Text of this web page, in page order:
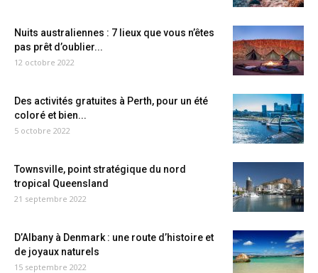
Nuits australiennes : 7 lieux que vous n’êtes
pas prêt d’oublier...
12 octobre 2022
Des activités gratuites à Perth, pour un été
coloré et bien...
5 octobre 2022
Townsville, point stratégique du nord
tropical Queensland
21 septembre 2022
D’Albany à Denmark : une route d’histoire et
de joyaux naturels
15 septembre 2022